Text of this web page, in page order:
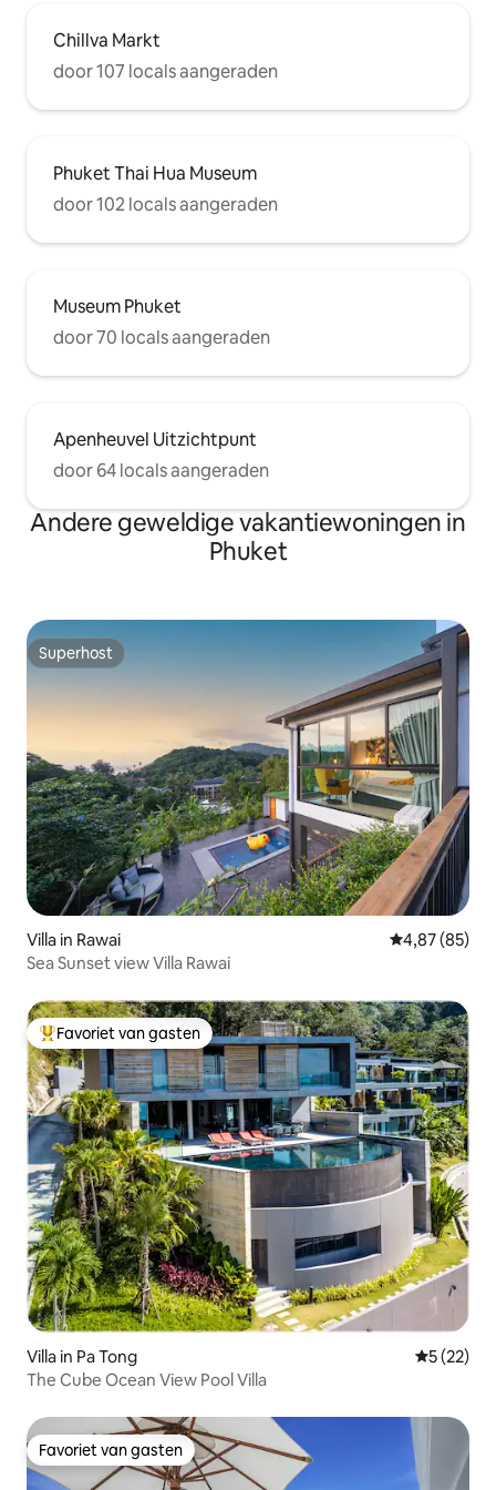
Chillva Markt
door 107 locals aangeraden
Phuket Thai Hua Museum
door 102 locals aangeraden
Museum Phuket
door 70 locals aangeraden
Apenheuvel Uitzichtpunt
door 64 locals aangeraden
Andere geweldige vakantiewoningen in
Phuket
Superhost
Superhost
Villa in Rawai Gemiddelde
4,87 (85)
Sea Sunset view Villa Rawai
Topfavoriet van gasten
Favoriet van gasten
Villa in Pa Tong
5 (22)
The Cube Ocean View Pool Villa
Favoriet van gasten
Favoriet van gasten